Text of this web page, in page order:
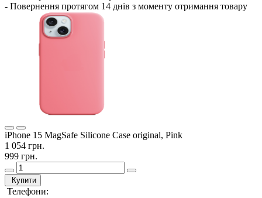
- Повернення протягом 14 днів з моменту отримання товару
iPhone 15 MagSafe Silicone Case original, Pink
1 054 грн.
999 грн.
Купити
Телефони: